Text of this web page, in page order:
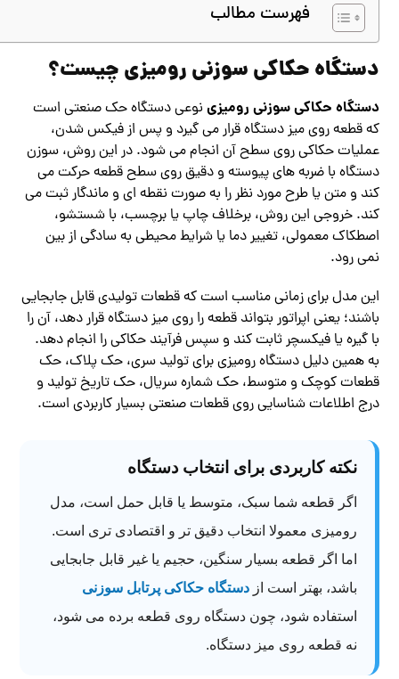
فهرست مطالب
دستگاه حکاکی سوزنی رومیزی چیست؟
دستگاه حکاکی سوزنی رومیزی نوعی دستگاه حک صنعتی است
که قطعه روی میز دستگاه قرار می گیرد و پس از فیکس شدن،
عملیات حکاکی روی سطح آن انجام می شود. در این روش، سوزن
دستگاه با ضربه های پیوسته و دقیق روی سطح قطعه حرکت می
کند و متن یا طرح مورد نظر را به صورت نقطه ای و ماندگار ثبت می
کند. خروجی این روش، برخلاف چاپ یا برچسب، با شستشو،
اصطکاک معمولی، تغییر دما یا شرایط محیطی به سادگی از بین
نمی رود.
این مدل برای زمانی مناسب است که قطعات تولیدی قابل جابجایی
باشند؛ یعنی اپراتور بتواند قطعه را روی میز دستگاه قرار دهد، آن را
با گیره یا فیکسچر ثابت کند و سپس فرآیند حکاکی را انجام دهد.
به همین دلیل دستگاه رومیزی برای تولید سری، حک پلاک، حک
قطعات کوچک و متوسط، حک شماره سریال، حک تاریخ تولید و
درج اطلاعات شناسایی روی قطعات صنعتی بسیار کاربردی است.
نکته کاربردی برای انتخاب دستگاه
اگر قطعه شما سبک، متوسط یا قابل حمل است، مدل
رومیزی معمولا انتخاب دقیق تر و اقتصادی تری است.
اما اگر قطعه بسیار سنگین، حجیم یا غیر قابل جابجایی
باشد، بهتر است ازدستگاه حکاکی پرتابل سوزنی
استفاده شود، چون دستگاه روی قطعه برده می شود،
نه قطعه روی میز دستگاه.